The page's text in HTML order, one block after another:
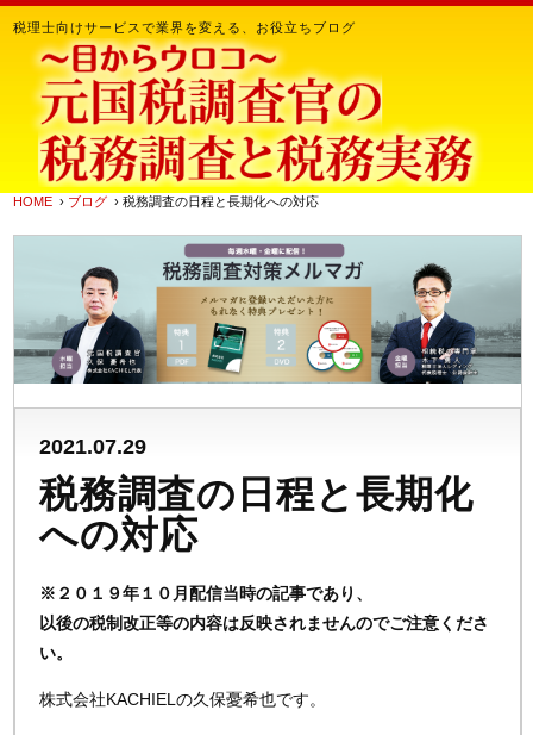
税理士向けサービスで業界を変える、お役立ちブログ
HOME › ブログ › 税務調査の日程と長期化への対応
2021.07.29
税務調査の日程と長期化
への対応
※２０１９年１０月配信当時の記事であり、
以後の税制改正等の内容は反映されませんのでご注意くださ
い。
株式会社KACHIELの久保憂希也です。